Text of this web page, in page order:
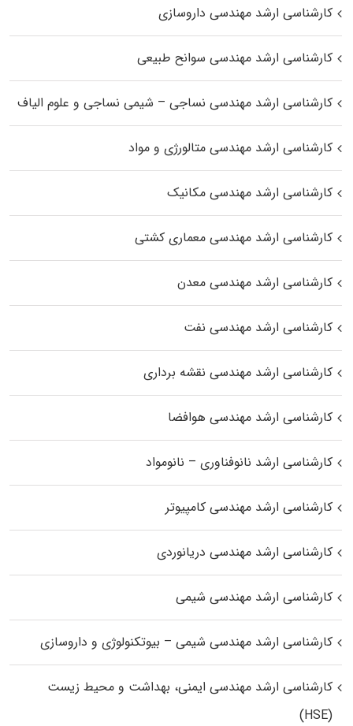
کارشناسی ارشد مهندسی داروسازی
کارشناسی ارشد مهندسی سوانح طبیعی
کارشناسی ارشد مهندسی نساجی – شیمی نساجی و علوم الیاف
کارشناسی ارشد مهندسی متالورژی و مواد
کارشناسی ارشد مهندسی مکانیک
کارشناسی ارشد مهندسی معماری کشتی
کارشناسی ارشد مهندسی معدن
کارشناسی ارشد مهندسی نفت
کارشناسی ارشد مهندسی نقشه برداری
کارشناسی ارشد مهندسی هوافضا
کارشناسی ارشد نانوفناوری – نانومواد
کارشناسی ارشد مهندسی کامپیوتر
کارشناسی ارشد مهندسی دریانوردی
کارشناسی ارشد مهندسی شیمی
کارشناسی ارشد مهندسی شیمی – بیوتکنولوژی و داروسازی
کارشناسی ارشد مهندسی ایمنی، بهداشت و محیط زیست
(HSE)